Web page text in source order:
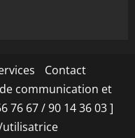
Contact
de communication et
76 67 / 90 14 36 03 ]